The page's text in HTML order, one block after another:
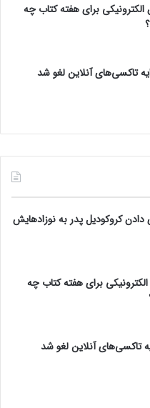
الکترونیکی برای هفته کتاب چه
تاکسی‌های آنلاین لغو شد
دادن کروکودیل پدر به نوزادهایش
الکترونیکی برای هفته کتاب چه
تاکسی‌های آنلاین لغو شد